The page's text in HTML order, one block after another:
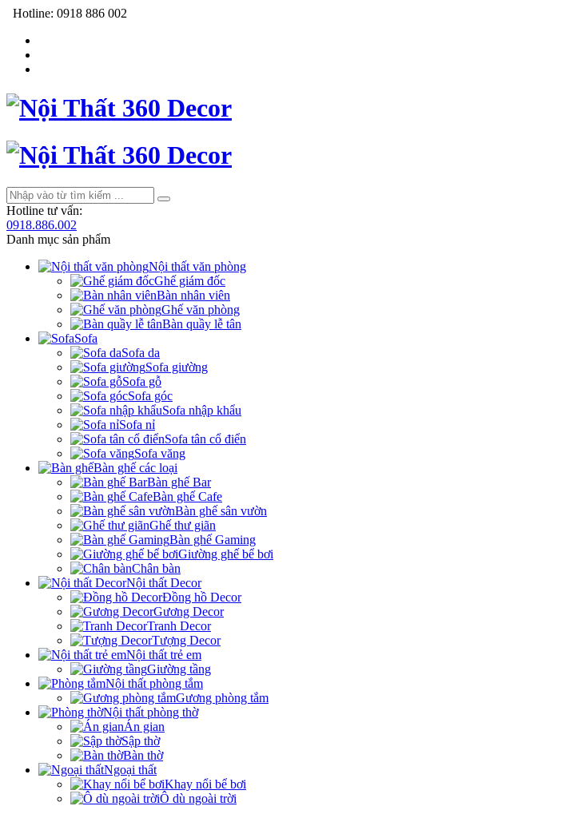
Hotline: 0918 886 002
Hotline tư vấn:
0918.886.002
Danh mục sản phẩm
Nội thất văn phòng
Ghế giám đốc
Bàn nhân viên
Ghế văn phòng
Bàn quầy lễ tân
Sofa
Sofa da
Sofa giường
Sofa gỗ
Sofa góc
Sofa nhập khẩu
Sofa nỉ
Sofa tân cổ điển
Sofa văng
Bàn ghế các loại
Bàn ghế Bar
Bàn ghế Cafe
Bàn ghế sân vườn
Ghế thư giãn
Bàn ghế Gaming
Giường ghế bể bơi
Chân bàn
Nội thất Decor
Đồng hồ Decor
Gương Decor
Tranh Decor
Tượng Decor
Nội thất trẻ em
Giường tầng
Nội thất phòng tắm
Gương phòng tắm
Nội thất phòng thờ
Án gian
Sập thờ
Bàn thờ
Ngoại thất
Khay nổi bể bơi
Ô dù ngoài trời